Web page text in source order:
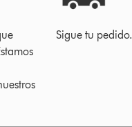
Sigue tu pedido.